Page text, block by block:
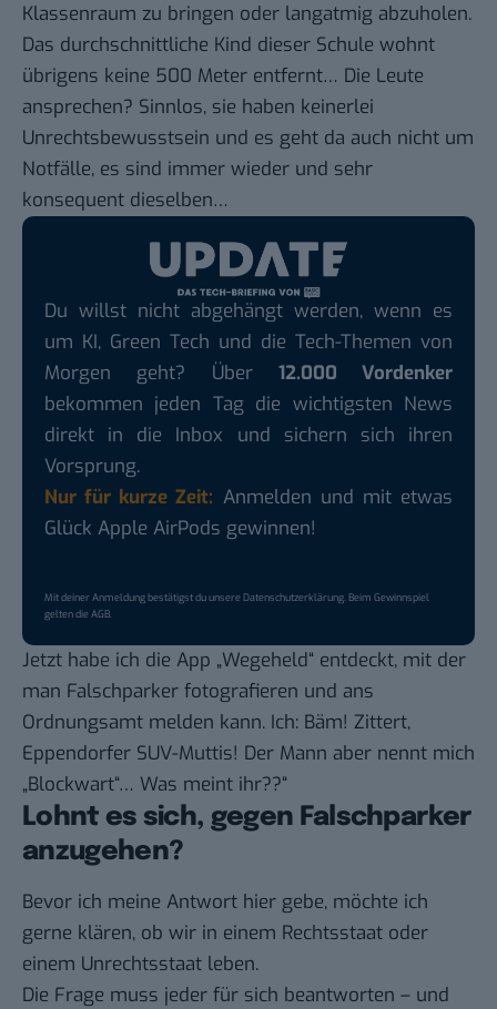
Klassenraum zu bringen oder langatmig abzuholen.
Das durchschnittliche Kind dieser Schule wohnt
übrigens keine 500 Meter entfernt… Die Leute
ansprechen? Sinnlos, sie haben keinerlei
Unrechtsbewusstsein und es geht da auch nicht um
Notfälle, es sind immer wieder und sehr
konsequent dieselben…
Du willst nicht abgehängt werden, wenn es
um KI, Green Tech und die Tech-Themen von
Morgen geht? Über 12.000 Vordenker
bekommen jeden Tag die wichtigsten News
direkt in die Inbox und sichern sich ihren
Vorsprung.
Nur für kurze Zeit: Anmelden und mit etwas
Glück Apple AirPods gewinnen!
Mit deiner Anmeldung bestätigst du unsereDatenschutzerklärung. Beim Gewinnspiel
gelten dieAGB.
Jetzt habe ich die App „Wegeheld“ entdeckt, mit der
man Falschparker fotografieren und ans
Ordnungsamt melden kann. Ich: Bäm! Zittert,
Eppendorfer SUV-Muttis! Der Mann aber nennt mich
„Blockwart“… Was meint ihr??“
Lohnt es sich, gegen Falschparker
anzugehen?
Bevor ich meine Antwort hier gebe, möchte ich
gerne klären, ob wir in einem Rechtsstaat oder
einem Unrechtsstaat leben.
Die Frage muss jeder für sich beantworten – und